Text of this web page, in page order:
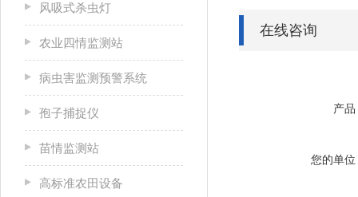
风吸式杀虫灯
农业四情监测站
病虫害监测预警系统
孢子捕捉仪
苗情监测站
高标准农田设备
在线咨询
产品
您的单位